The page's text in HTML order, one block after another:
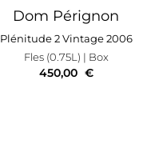
Dom Pérignon
Plénitude 2 Vintage 2006
Fles (0.75L) | Box
450,00 €